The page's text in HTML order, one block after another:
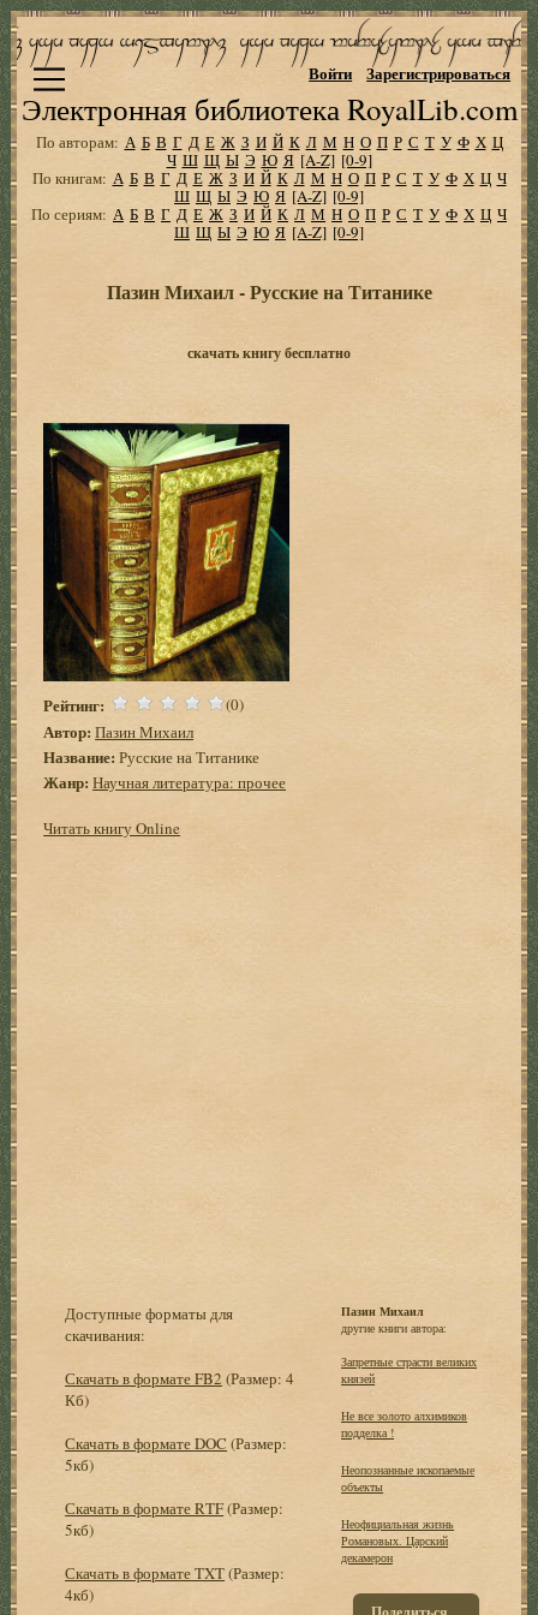
Электронная библиотека RoyalLib.com
Войти Зарегистрироваться
По авторам: А Б В Г Д Е Ж З И Й К Л М Н О П Р С Т У Ф Х Ц
Ч Ш Щ Ы Э Ю Я [A-Z] [0-9]
По книгам: А Б В Г Д Е Ж З И Й К Л М Н О П Р С Т У Ф Х Ц Ч
Ш Щ Ы Э Ю Я [A-Z] [0-9]
По сериям: А Б В Г Д Е Ж З И Й К Л М Н О П Р С Т У Ф Х Ц Ч
Ш Щ Ы Э Ю Я [A-Z] [0-9]
Пазин Михаил - Русские на Титанике
скачать книгу бесплатно
Рейтинг: (0)
Автор: Пазин Михаил
Название: Русские на Титанике
Жанр: Научная литература: прочее
Читать книгу Online
Доступные форматы для
скачивания:
Скачать в формате FB2 (Размер: 4
Кб)
Скачать в формате DOC (Размер:
5кб)
Скачать в формате RTF(Размер:
5кб)
Скачать в формате TXT(Размер:
4кб)
Пазин Михаил
другие книги автора:
Запретные страсти великих
князей
Не все золото алхимиков
подделка !
Неопознанные ископаемые
объекты
Неофициальная жизнь
Романовых. Царский
декамерон